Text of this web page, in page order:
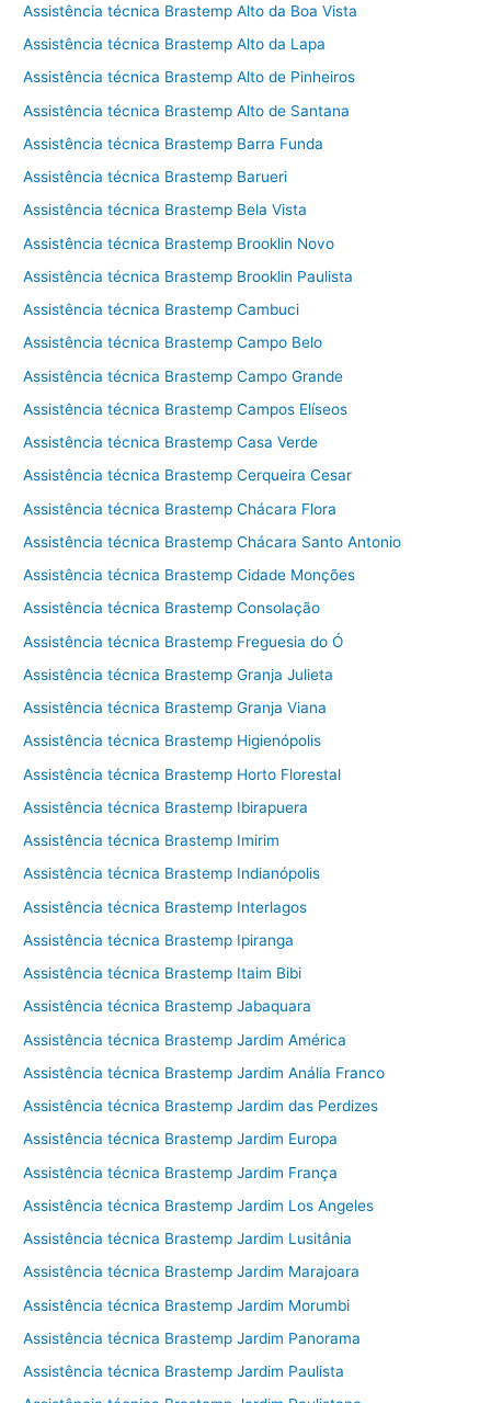
Assistência técnica Brastemp Alto da Boa Vista
Assistência técnica Brastemp Alto da Lapa
Assistência técnica Brastemp Alto de Pinheiros
Assistência técnica Brastemp Alto de Santana
Assistência técnica Brastemp Barra Funda
Assistência técnica Brastemp Barueri
Assistência técnica Brastemp Bela Vista
Assistência técnica Brastemp Brooklin Novo
Assistência técnica Brastemp Brooklin Paulista
Assistência técnica Brastemp Cambuci
Assistência técnica Brastemp Campo Belo
Assistência técnica Brastemp Campo Grande
Assistência técnica Brastemp Campos Elíseos
Assistência técnica Brastemp Casa Verde
Assistência técnica Brastemp Cerqueira Cesar
Assistência técnica Brastemp Chácara Flora
Assistência técnica Brastemp Chácara Santo Antonio
Assistência técnica Brastemp Cidade Monções
Assistência técnica Brastemp Consolação
Assistência técnica Brastemp Freguesia do Ó
Assistência técnica Brastemp Granja Julieta
Assistência técnica Brastemp Granja Viana
Assistência técnica Brastemp Higienópolis
Assistência técnica Brastemp Horto Florestal
Assistência técnica Brastemp Ibirapuera
Assistência técnica Brastemp Imirim
Assistência técnica Brastemp Indianópolis
Assistência técnica Brastemp Interlagos
Assistência técnica Brastemp Ipiranga
Assistência técnica Brastemp Itaim Bibi
Assistência técnica Brastemp Jabaquara
Assistência técnica Brastemp Jardim América
Assistência técnica Brastemp Jardim Anália Franco
Assistência técnica Brastemp Jardim das Perdizes
Assistência técnica Brastemp Jardim Europa
Assistência técnica Brastemp Jardim França
Assistência técnica Brastemp Jardim Los Angeles
Assistência técnica Brastemp Jardim Lusitânia
Assistência técnica Brastemp Jardim Marajoara
Assistência técnica Brastemp Jardim Morumbi
Assistência técnica Brastemp Jardim Panorama
Assistência técnica Brastemp Jardim Paulista